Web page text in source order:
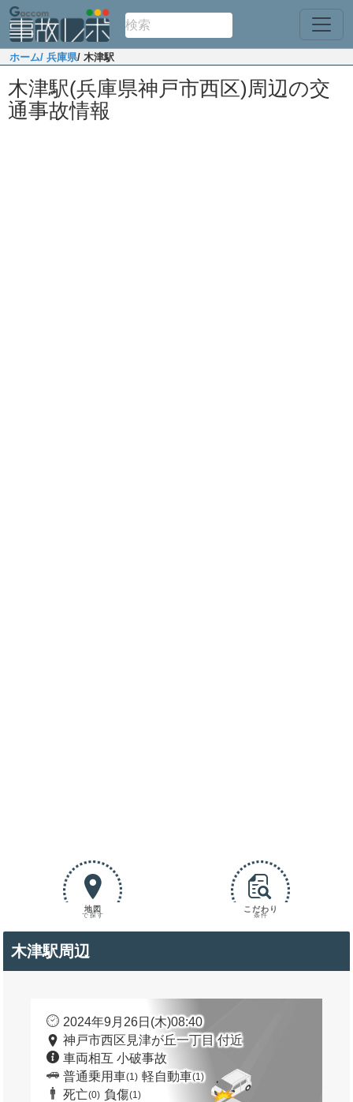
ホーム/ 兵庫県/ 木津駅
木津駅(兵庫県神戸市西区)周辺の交
通事故情報
地図
で探す
こだわり
条件
木津駅周辺
2024年9月26日(木)08:40
神戸市西区見津が丘一丁目 付近
車両相互 小破事故
普通乗用車(1) 軽自動車(1)
死亡(0) 負傷(1)